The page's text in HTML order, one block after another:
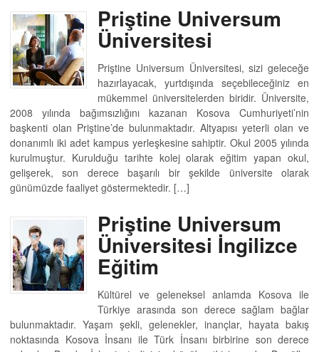
Priştine Universum
Üniversitesi
Priştine Universum Üniversitesi, sizi geleceğe
hazırlayacak, yurtdışında seçebileceğiniz en
mükemmel üniversitelerden biridir. Üniversite,
2008 yılında bağımsızlığını kazanan Kosova Cumhuriyeti’nin
başkenti olan Priştine’de bulunmaktadır. Altyapısı yeterli olan ve
donanımlı iki adet kampus yerleşkesine sahiptir. Okul 2005 yılında
kurulmuştur. Kurulduğu tarihte kolej olarak eğitim yapan okul,
gelişerek, son derece başarılı bir şekilde üniversite olarak
günümüzde faaliyet göstermektedir. […]
Priştine Universum
Üniversitesi İngilizce
Eğitim
Kültürel ve geleneksel anlamda Kosova ile
Türkiye arasında son derece sağlam bağlar
bulunmaktadır. Yaşam şekli, gelenekler, inançlar, hayata bakış
noktasında Kosova İnsanı ile Türk İnsanı birbirine son derece